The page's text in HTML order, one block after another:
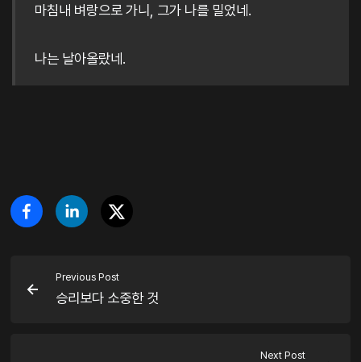
마침내 벼랑으로 가니, 그가 나를 밀었네.
나는 날아올랐네.
Previous Post
승리보다 소중한 것
Next Post